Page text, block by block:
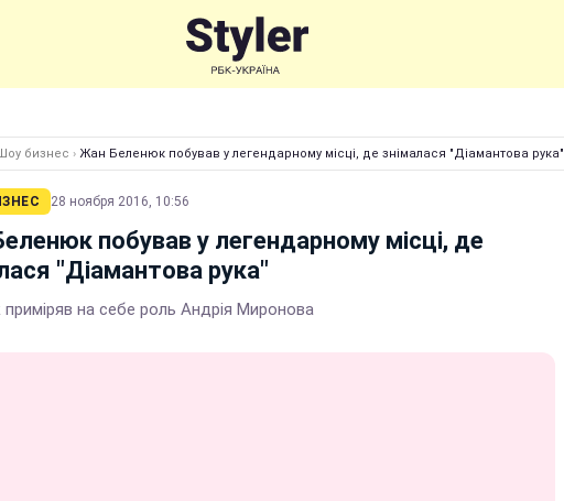
бизнес › Жан Беленюк побував у легендарному місці, де знімалася "Діамантова рука"
28 ноября 2016, 10:56
побував у легендарному місці, де
"Діамантова рука"
на себе роль Андрія Миронова